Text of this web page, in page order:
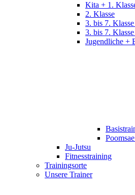
Kita + 1.
2. Klasse
3. bis 7.
3. bis 7.
Jugendliche +
Ju-Jutsu
Fitnesstraining
Trainingsorte
Unsere Trainer